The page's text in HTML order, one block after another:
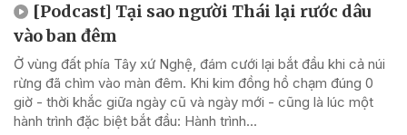
[Podcast] Tại sao người Thái lại rước dâu
vào ban đêm
Ở vùng đất phía Tây xứ Nghệ, đám cưới lại bắt đầu khi cả núi
rừng đã chìm vào màn đêm. Khi kim đồng hồ chạm đúng 0
giờ - thời khắc giữa ngày cũ và ngày mới - cũng là lúc một
hành trình đặc biệt bắt đầu: Hành trình...